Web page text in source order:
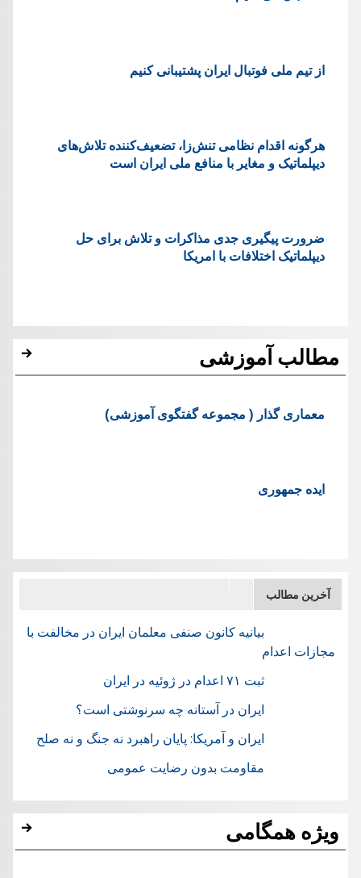
از تیم ملی فوتبال ایران پشتیبانی کنیم
هرگونه اقدام نظامی تنش‌زا، تضعیف‌کننده تلاش‌های
دیپلماتیک و مغایر با منافع ملی ایران است
ضرورت پیگیری جدی مذاکرات و تلاش برای حل
دیپلماتیک اختلافات با امریکا
مطالب آموزشی
معماری گذار ( مجموعه گفتگوی آموزشی)
ایده جمهوری
آخرین مطالب
بیانیه کانون صنفی معلمان ایران در مخالفت با
مجازات اعدام
ثبت ۷۱ اعدام در ژوئيه در ایران
ایران در آستانه چه سرنوشتی است؟
ایران و آمریکا: پایان راهبرد نه جنگ و نه صلح
مقاومت بدون رضایت عمومی
ویژه همگامی